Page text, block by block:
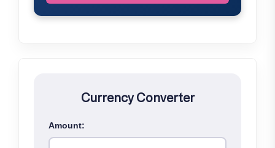
Currency Converter
Amount: